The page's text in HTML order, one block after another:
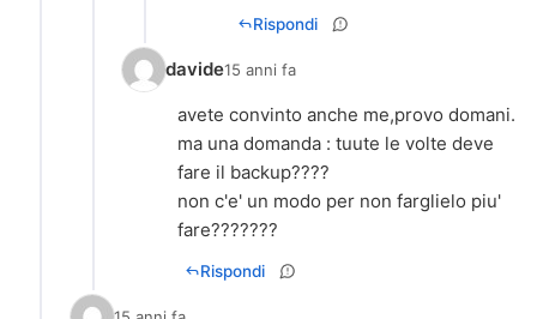
Rispondi
davide15 anni fa
avete convinto anche me,provo domani.
ma una domanda : tuute le volte deve
fare il backup????
non c'e' un modo per non farglielo piu'
fare???????
Rispondi